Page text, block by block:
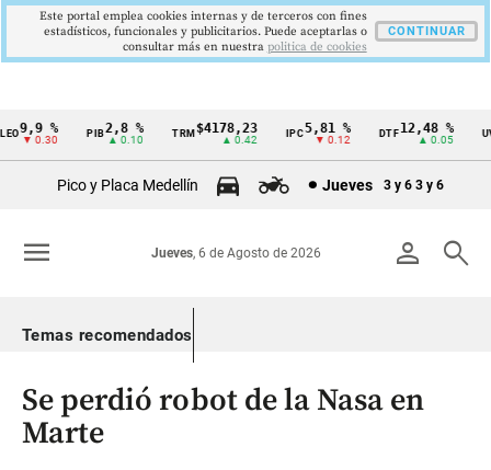
Cintillo
Colombia
9,9 %
▼ 0.30
PIB2,8 %
▲ 0.10
TRM$4178,23
▲ 0.42
5,81 %
▼ 0.12
DTF12,48 %
▲ 0.05
UVR
Pico y Placa Medellín Jueves 3 y 6 3 y 6
person search
Jueves, 6 de Agosto de 2026
menu
Temas recomendados
Se perdió robot de la Nasa en
Marte
Este portal emplea cookies internas y de terceros con fines
estadísticos, funcionales y publicitarios. Puede aceptarlas o
consultar más en nuestra politica de cookies
CONTINUAR